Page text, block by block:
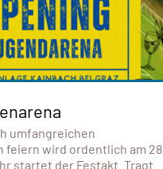
umfangreichen
feiern wird ordentlich am 28.
startet der Festakt. Tragt